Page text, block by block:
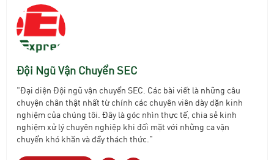
Đội Ngũ Vận Chuyển SEC
"Đại diện Đội ngũ vận chuyển SEC. Các bài viết là những câu
chuyện chân thật nhất từ chính các chuyên viên dày dặn kinh
nghiệm của chúng tôi. Đây là góc nhìn thực tế, chia sẻ kinh
nghiệm xử lý chuyên nghiệp khi đối mặt với những ca vận
chuyển khó khăn và đầy thách thức."